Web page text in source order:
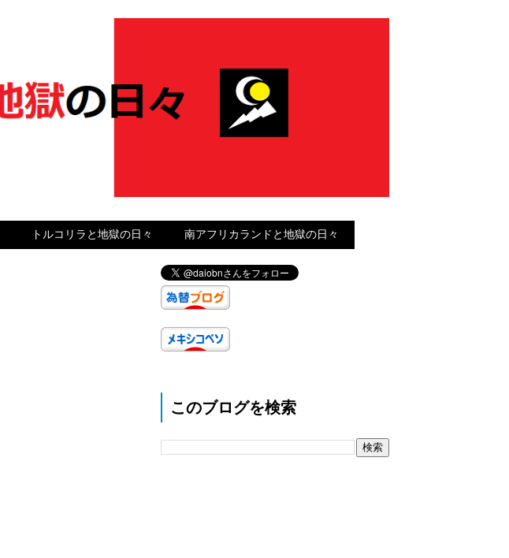
トルコリラと地獄の日々 南アフリカランドと地獄の日々
このブログを検索